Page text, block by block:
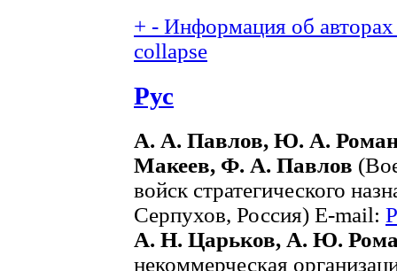
+ - Информация об
collapse
Рус
А. А. Павлов, Ю. А.
Макеев, Ф. А. Павлов
войск стратегического
Серпухов, Россия) E-mail:
А. Н. Царьков, А. Ю.
некоммерческая